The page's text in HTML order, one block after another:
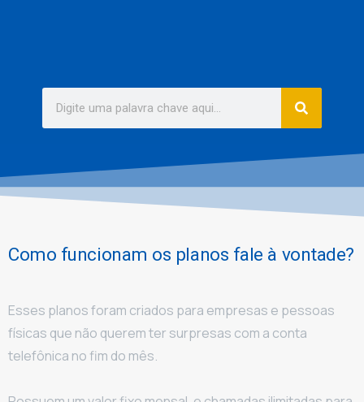
Como funcionam os planos fale à vontade?
Esses planos foram criados para empresas e pessoas
físicas que não querem ter surpresas com a conta
telefônica no fim do mês.